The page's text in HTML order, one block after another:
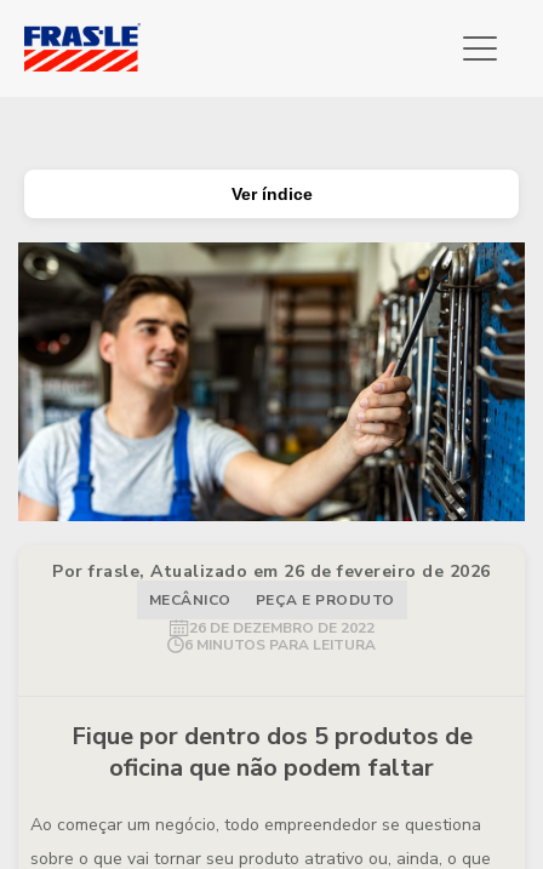
Ver índice
Por frasle, Atualizado em 26 de fevereiro de 2026
MECÂNICO
PEÇA E PRODUTO
26 DE DEZEMBRO DE 2022
6 MINUTOS PARA LEITURA
Fique por dentro dos 5 produtos de
oficina que não podem faltar
Ao começar um negócio, todo empreendedor se questiona
sobre o que vai tornar seu produto atrativo ou, ainda, o que